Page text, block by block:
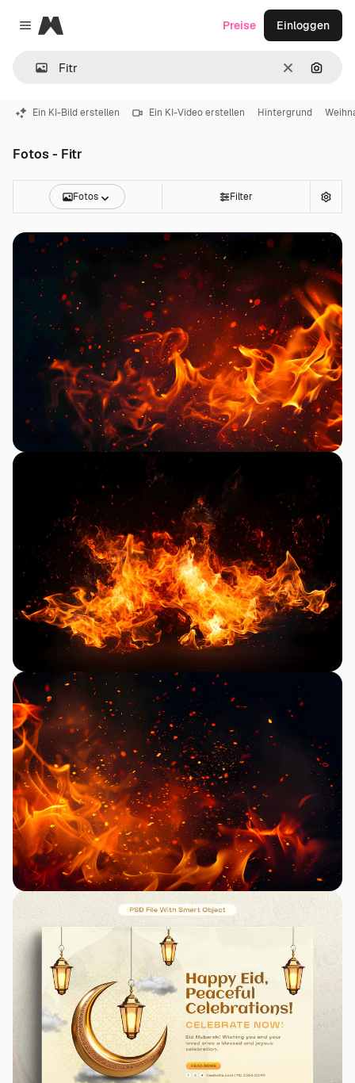
Close menu
Magnific
LöschenNach
Preise Einloggen
Ein KI-Bild erstellen Ein KI-Video erstellen Hintergrund
Fotos - Fitr
Fotos Filter